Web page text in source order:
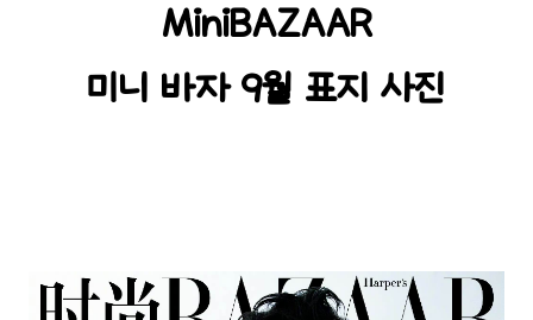
MiniBAZAAR
미니 바자 9월 표지 사진